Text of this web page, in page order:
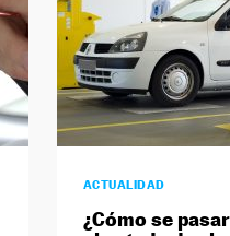
ACTUALIDAD
¿Cómo se